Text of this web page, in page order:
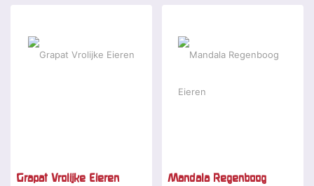
Grapat Vrolijke Eieren
Mandala Regenboog